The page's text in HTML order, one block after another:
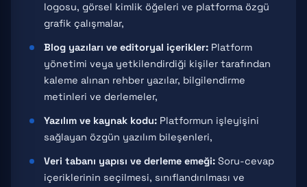
logosu, görsel kimlik öğeleri ve platforma özgü
grafik çalışmalar,
Blog yazıları ve editoryal içerikler: Platform
yönetimi veya yetkilendirdiği kişiler tarafından
kaleme alınan rehber yazılar, bilgilendirme
metinleri ve derlemeler,
Yazılım ve kaynak kodu: Platformun işleyişini
sağlayan özgün yazılım bileşenleri,
Veri tabanı yapısı ve derleme emeği: Soru-cevap
içeriklerinin seçilmesi, sınıflandırılması ve